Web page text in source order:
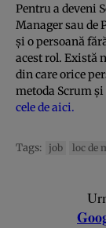
Pentru a deveni
Manager sau de
și o persoană
acest rol. Există
din care orice
metoda Scrum
cele de aici.
Tags: job loc de